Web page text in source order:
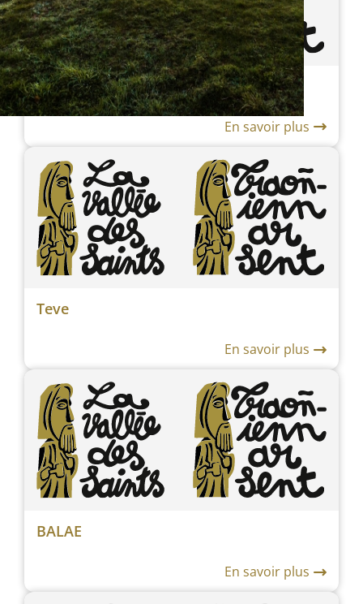
René Mulot
En savoir plus
Teve
En savoir plus
BALAE
En savoir plus